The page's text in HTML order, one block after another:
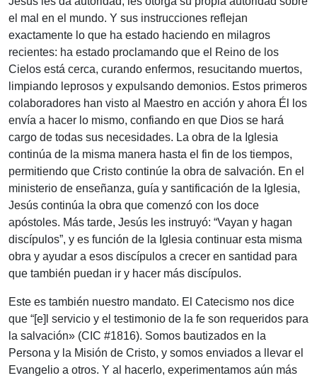
el mal en el mundo. Y sus instrucciones reflejan
exactamente lo que ha estado haciendo en milagros
recientes: ha estado proclamando que el Reino de los
Cielos está cerca, curando enfermos, resucitando muertos,
limpiando leprosos y expulsando demonios. Estos primeros
colaboradores han visto al Maestro en acción y ahora Él los
envía a hacer lo mismo, confiando en que Dios se hará
cargo de todas sus necesidades. La obra de la Iglesia
continúa de la misma manera hasta el fin de los tiempos,
permitiendo que Cristo continúe la obra de salvación. En el
ministerio de enseñanza, guía y santificación de la Iglesia,
Jesús continúa la obra que comenzó con los doce
apóstoles. Más tarde, Jesús les instruyó: “Vayan y hagan
discípulos”, y es función de la Iglesia continuar esta misma
obra y ayudar a esos discípulos a crecer en santidad para
que también puedan ir y hacer más discípulos.
Este es también nuestro mandato. El Catecismo nos dice
que “[e]l servicio y el testimonio de la fe son requeridos para
la salvación» (CIC #1816). Somos bautizados en la
Persona y la Misión de Cristo, y somos enviados a llevar el
Evangelio a otros. Y al hacerlo, experimentamos aún más